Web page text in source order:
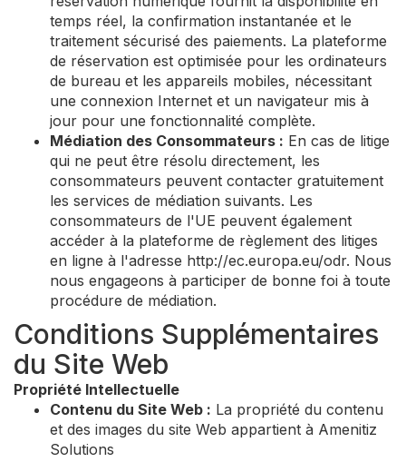
temps réel, la confirmation instantanée et le
traitement sécurisé des paiements. La plateforme
de réservation est optimisée pour les ordinateurs
de bureau et les appareils mobiles, nécessitant
une connexion Internet et un navigateur mis à
jour pour une fonctionnalité complète.
Médiation des Consommateurs : En cas de litige
qui ne peut être résolu directement, les
consommateurs peuvent contacter gratuitement
les services de médiation suivants. Les
consommateurs de l'UE peuvent également
accéder à la plateforme de règlement des litiges
en ligne à l'adresse http://ec.europa.eu/odr. Nous
nous engageons à participer de bonne foi à toute
procédure de médiation.
Conditions Supplémentaires
du Site Web
Propriété Intellectuelle
Contenu du Site Web : La propriété du contenu
et des images du site Web appartient à Amenitiz
Solutions